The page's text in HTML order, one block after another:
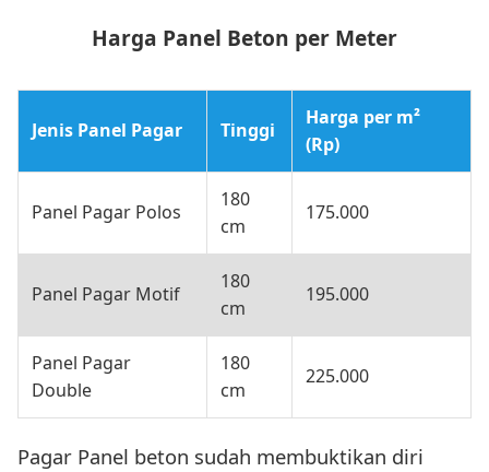
Harga Panel Beton per Meter
Jenis Panel Pagar Tinggi
Harga per m²
(Rp)
Panel Pagar Polos
180
cm
175.000
Panel Pagar Motif
180
cm
195.000
Panel Pagar
Double
180
cm
225.000
Pagar Panel beton sudah membuktikan diri